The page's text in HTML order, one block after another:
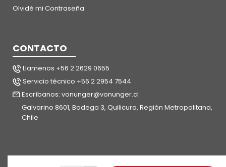
Olvidé mi Contraseña
CONTACTO
Llamenos +56 2 2629 0655
Servicio técnico +56 2 2954 7544
Escríbanos: vonunger@vonunger.cl
Galvarino 8601, Bodega 3, Quilicura, Región Metropolitana,
Chile